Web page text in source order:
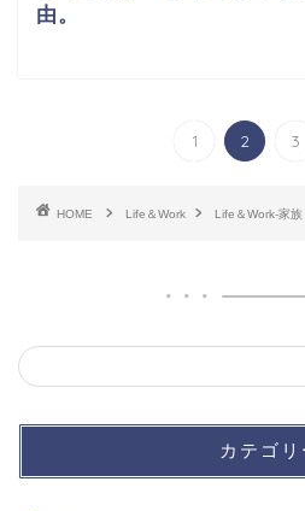
由。
1 2 3
HOME Life＆Work Life＆Work-家
カテゴリ